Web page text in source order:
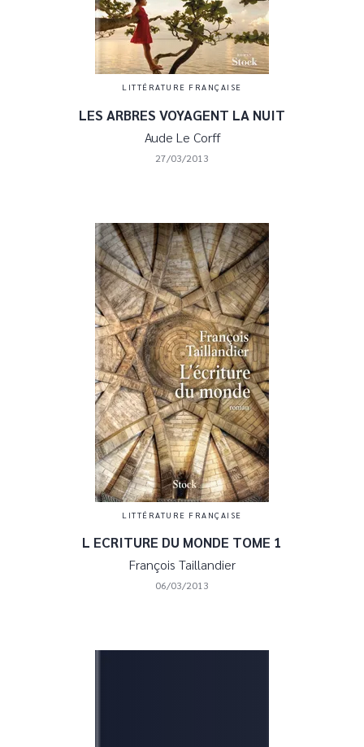
LITTÉRATURE FRANÇAISE
LES ARBRES VOYAGENT LA NUIT
Aude Le Corff
27/03/2013
LITTÉRATURE FRANÇAISE
L ECRITURE DU MONDE TOME 1
François Taillandier
06/03/2013